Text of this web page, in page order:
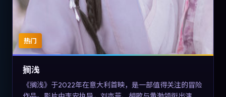
热门
搁浅
《搁浅》于2022年在意大利首映，是一部值得关注的冒险